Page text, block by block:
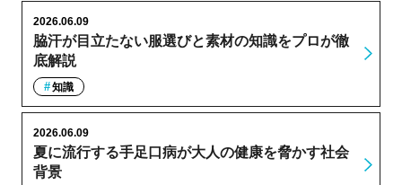
脇汗が目立たない服選びと素材の知識をプロが徹
底解説
2026.06.09
知識
夏に流行する手足口病が大人の健康を脅かす社会
背景
2026.06.09